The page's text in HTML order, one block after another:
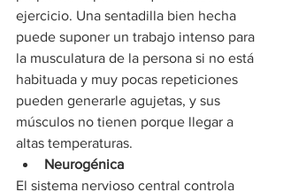
ejercicio. Una sentadilla bien hecha
puede suponer un trabajo intenso para
la musculatura de la persona si no está
habituada y muy pocas repeticiones
pueden generarle agujetas, y sus
músculos no tienen porque llegar a
altas temperaturas.
Neurogénica
El sistema nervioso central controla